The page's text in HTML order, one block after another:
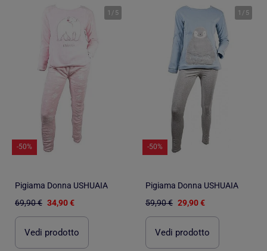
1 / 5
-50%
Pigiama Donna USHUAIA
69,90 € 34,90 €
Vedi prodotto
1 / 5
-50%
Pigiama Donna USHUAIA
59,90 € 29,90 €
Vedi prodotto